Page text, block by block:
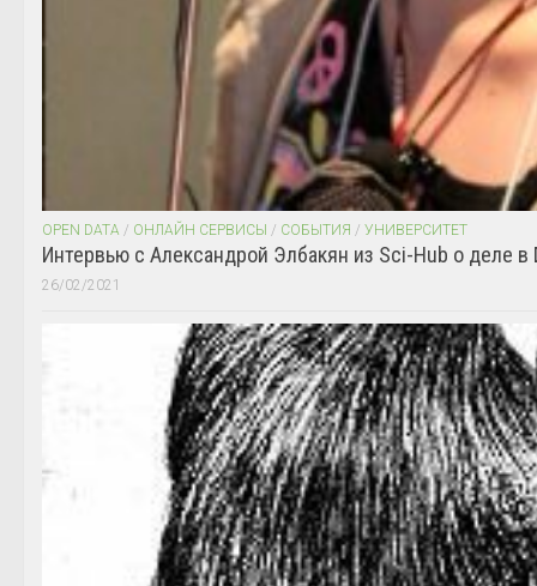
OPEN DATA / ОНЛАЙН СЕРВИСЫ / СОБЫТИЯ / УНИВЕРСИТЕТ
Интервью с Александрой Элбакян из Sci-Hub о деле в
26/02/2021